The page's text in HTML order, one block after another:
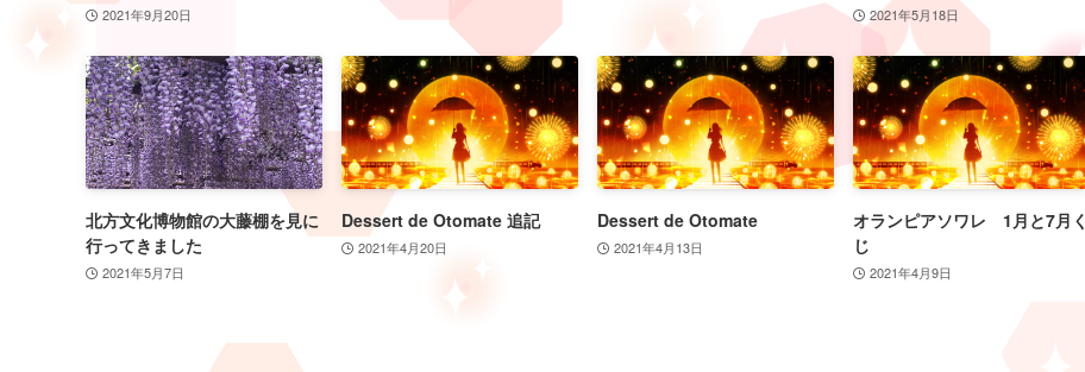
2021年9月20日 2021年5月18日
北方文化博物館の大藤棚を見に
行ってきました
2021年5月7日
Dessert de Otomate 追記
2021年4月20日
Dessert de Otomate
2021年4月13日
オランピアソワレ 1月と7月く
じ
2021年4月9日